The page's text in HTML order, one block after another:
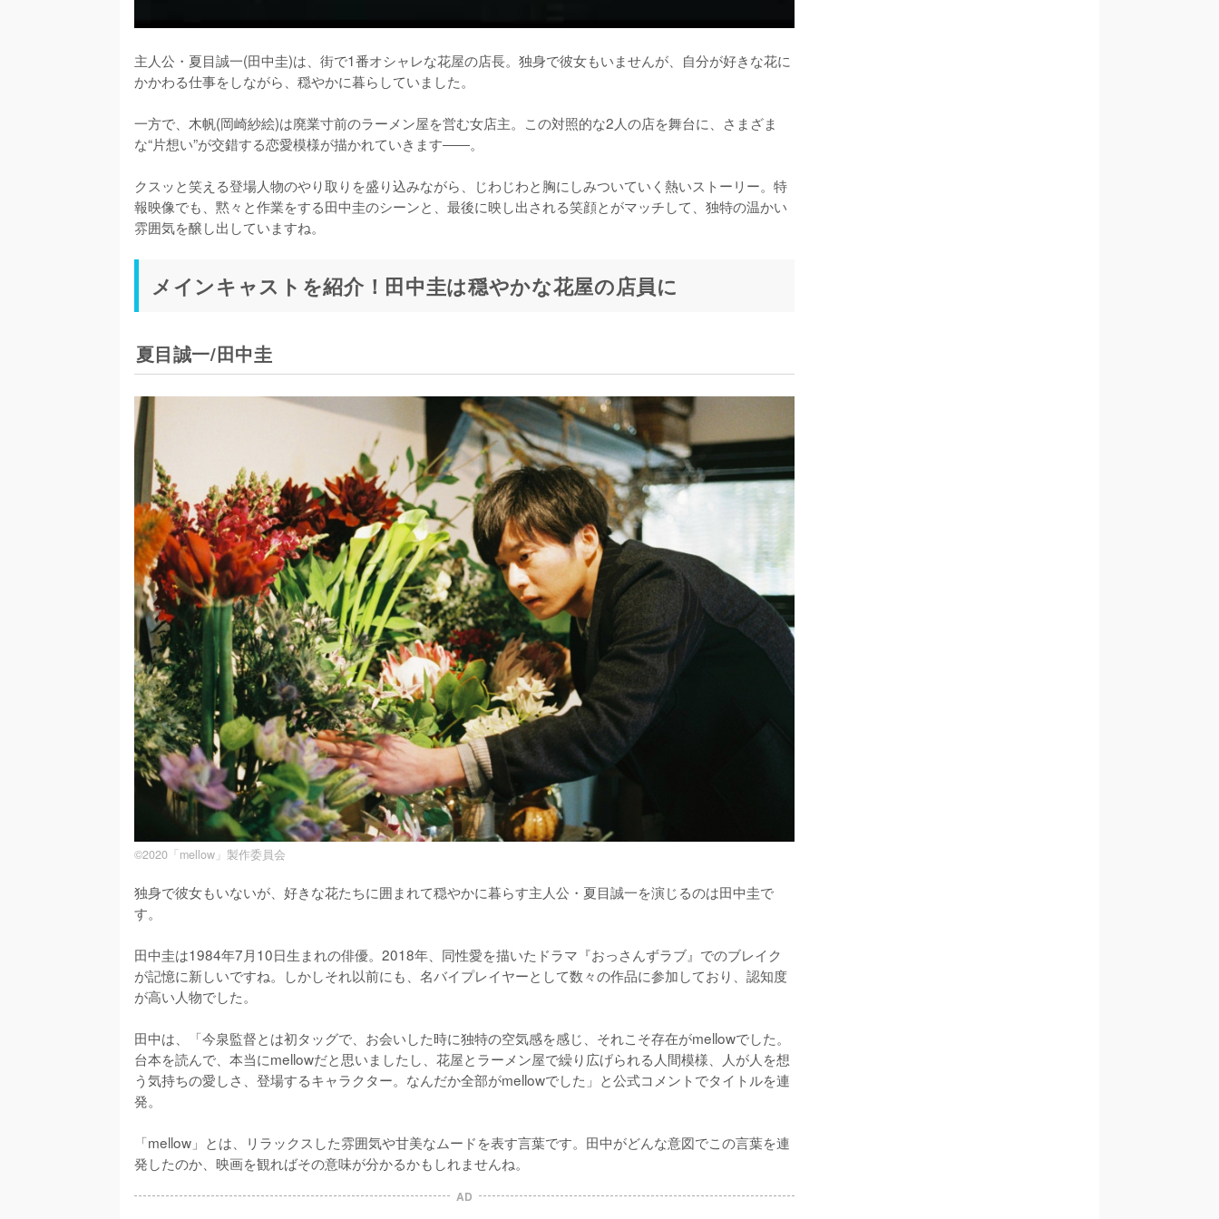
主人公・夏目誠一(田中圭)は、街で1番オシャレな花屋の店長。独身で彼女もいませんが、自分が好きな花に
かかわる仕事をしながら、穏やかに暮らしていました。
一方で、木帆(岡崎紗絵)は廃業寸前のラーメン屋を営む女店主。この対照的な2人の店を舞台に、さまざま
な“片想い”が交錯する恋愛模様が描かれていきます――。
クスッと笑える登場人物のやり取りを盛り込みながら、じわじわと胸にしみついていく熱いストーリー。特
報映像でも、黙々と作業をする田中圭のシーンと、最後に映し出される笑顔とがマッチして、独特の温かい
雰囲気を醸し出していますね。
メインキャストを紹介！田中圭は穏やかな花屋の店員に
夏目誠一/田中圭
©2020「mellow」製作委員会
独身で彼女もいないが、好きな花たちに囲まれて穏やかに暮らす主人公・夏目誠一を演じるのは田中圭で
す。
田中圭は1984年7月10日生まれの俳優。2018年、同性愛を描いたドラマ『おっさんずラブ』でのブレイク
が記憶に新しいですね。しかしそれ以前にも、名バイプレイヤーとして数々の作品に参加しており、認知度
が高い人物でした。
田中は、「今泉監督とは初タッグで、お会いした時に独特の空気感を感じ、それこそ存在がmellowでした。
台本を読んで、本当にmellowだと思いましたし、花屋とラーメン屋で繰り広げられる人間模様、人が人を想
う気持ちの愛しさ、登場するキャラクター。なんだか全部がmellowでした」と公式コメントでタイトルを連
発。
「mellow」とは、リラックスした雰囲気や甘美なムードを表す言葉です。田中がどんな意図でこの言葉を連
発したのか、映画を観ればその意味が分かるかもしれませんね。
AD